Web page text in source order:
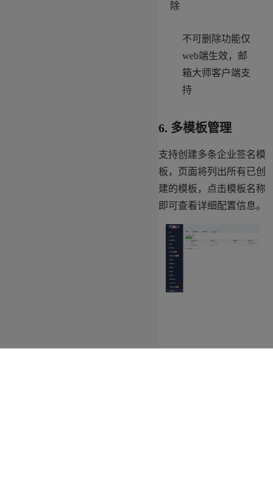
除
不可删除功能仅
web端生效，邮
箱大师客户端支
持
6. 多模板管理
支持创建多条企业签名模
板，页面将列出所有已创
建的模板，点击模板名称
即可查看详细配置信息。